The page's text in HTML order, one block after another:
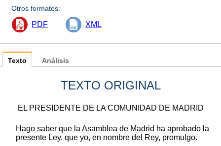
Otros formatos:
PDF XML
Texto
TEXTO ORIGINAL
EL PRESIDENTE DE LA COMUNIDAD DE MADRID
Hago saber que la Asamblea de Madrid ha aprobado la
presente Ley, que yo, en nombre del Rey, promulgo.
Análisis